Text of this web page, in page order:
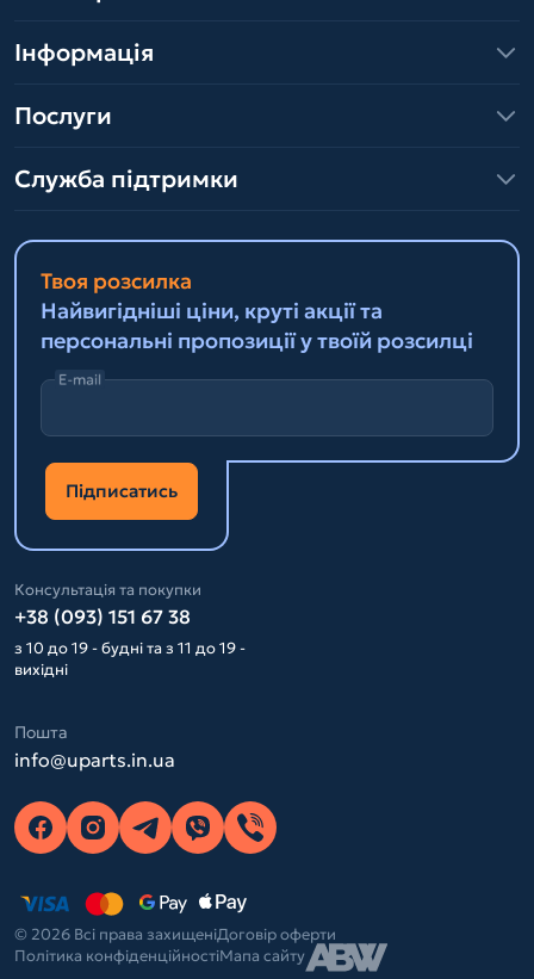
Інформація
Послуги
Служба підтримки
Твоя розсилка
Найвигідніші ціни, круті акції та
персональні пропозиції у твоїй розсилці
E-mail
Підписатись
Консультація та покупки
+38 (093) 151 67 38
з 10 до 19 - будні та з 11 до 19 -
вихідні
Пошта
info@uparts.in.ua
© 2026 Всі права захищеніДоговір оферти
Політика конфіденційностіМапа сайту